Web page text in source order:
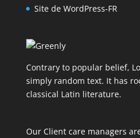
Site de WordPress-FR
Contrary to popular belief,
simply random text. It has
classical Latin literature.
Our Client care managers